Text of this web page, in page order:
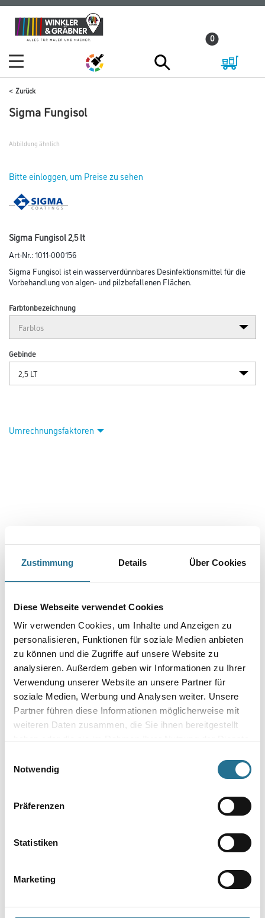
Zustimmung Details Über Cookies
Diese Webseite verwendet Cookies
Wir verwenden Cookies, um Inhalte und Anzeigen zu
personalisieren, Funktionen für soziale Medien anbieten
zu können und die Zugriffe auf unsere Website zu
analysieren. Außerdem geben wir Informationen zu Ihrer
Verwendung unserer Website an unsere Partner für
soziale Medien, Werbung und Analysen weiter. Unsere
Partner führen diese Informationen möglicherweise mit
weiteren Daten zusammen, die Sie ihnen bereitgestellt
Notwendig
Präferenzen
Statistiken
Marketing
Zum
Inhalt
Zum
Navigationsmenü
0
Zurück
Sigma Fungisol
Abbildung ähnlich
Bitte einloggen, um Preise zu sehen
Sigma Fungisol 2,5 lt
Art-Nr.:1011-000156
Sigma Fungisol ist ein wasserverdünnbares Desinfektionsmittel für die
Vorbehandlung von algen- und pilzbefallenen Flächen.
Farbtonbezeichnung
Gebinde
Umrechnungsfaktoren
PRODUKTEIGENSCHAFTEN
- Wasserverdünnbar
- Sehr gute desinfizierende Wirksamkeit
- Sehr ergiebig
- Bis 1:4 wasserverdünnbar
Verarbeitungstemp./Luftfeuchte
- Verarbeitungs-, Umluft- und Untergrundtemperatur: Mindestens
+ 5 °C
- Relative Luftfeuchte: Max. 85 %
- Überstreichbar: Nach 6 Stunden bei 20 °C und 65 % rel.